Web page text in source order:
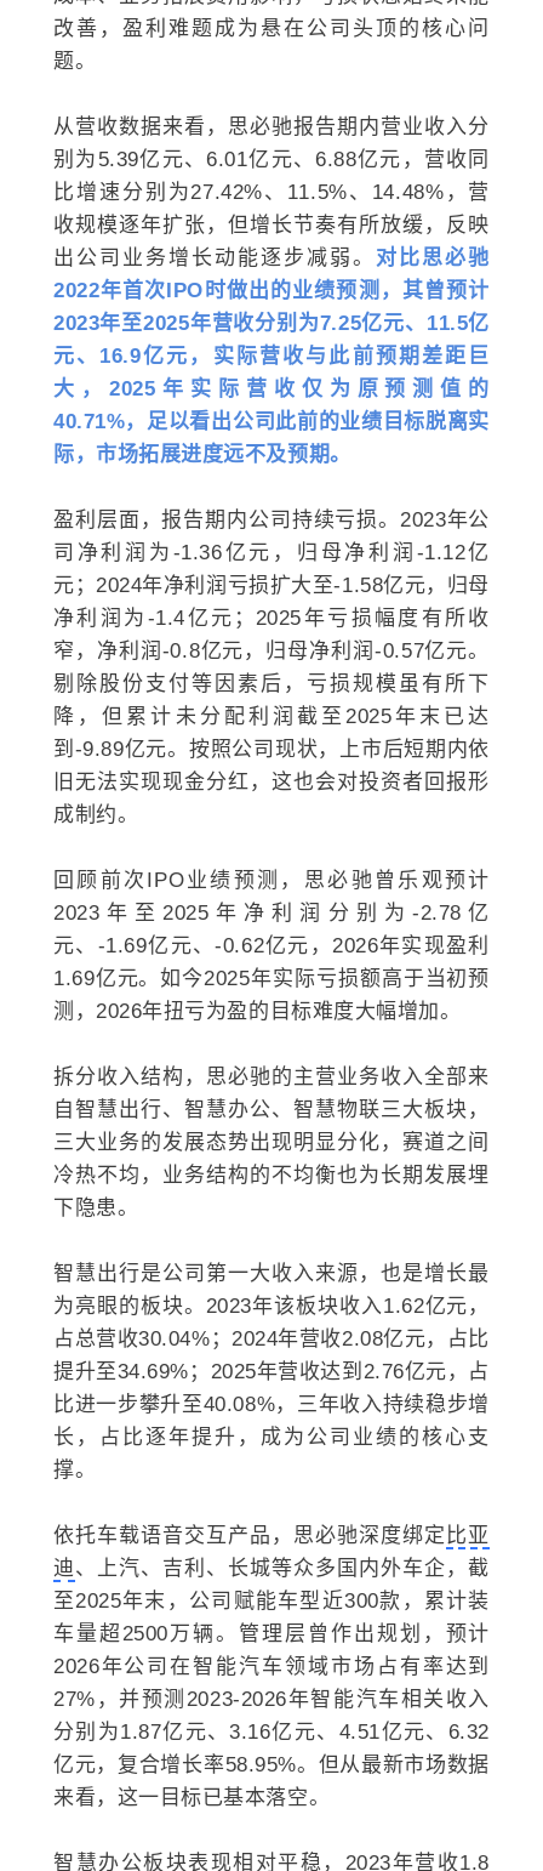
改善，盈利难题成为悬在公司头顶的核心问
题。
从营收数据来看，思必驰报告期内营业收入分
别为5.39亿元、6.01亿元、6.88亿元，营收同
比增速分别为27.42%、11.5%、14.48%，营
收规模逐年扩张，但增长节奏有所放缓，反映
出公司业务增长动能逐步减弱。 对比思必驰
2022年首次IPO时做出的业绩预测，其曾预计
2023年至2025年营收分别为7.25亿元、11.5亿
元、16.9亿元，实际营收与此前预期差距巨
大，2025年实际营收仅为原预测值的
40.71%，足以看出公司此前的业绩目标脱离实
际，市场拓展进度远不及预期。
盈利层面，报告期内公司持续亏损。2023年公
司净利润为-1.36亿元，归母净利润-1.12亿
元；2024年净利润亏损扩大至-1.58亿元，归母
净利润为-1.4亿元；2025年亏损幅度有所收
窄，净利润-0.8亿元，归母净利润-0.57亿元。
剔除股份支付等因素后，亏损规模虽有所下
降，但累计未分配利润截至2025年末已达
到-9.89亿元。按照公司现状，上市后短期内依
旧无法实现现金分红，这也会对投资者回报形
成制约。
回顾前次IPO业绩预测，思必驰曾乐观预计
2023年至2025年净利润分别为-2.78亿
元、-1.69亿元、-0.62亿元，2026年实现盈利
1.69亿元。如今2025年实际亏损额高于当初预
测，2026年扭亏为盈的目标难度大幅增加。
拆分收入结构，思必驰的主营业务收入全部来
自智慧出行、智慧办公、智慧物联三大板块，
三大业务的发展态势出现明显分化，赛道之间
冷热不均，业务结构的不均衡也为长期发展埋
下隐患。
智慧出行是公司第一大收入来源，也是增长最
为亮眼的板块。2023年该板块收入1.62亿元，
占总营收30.04%；2024年营收2.08亿元，占比
提升至34.69%；2025年营收达到2.76亿元，占
比进一步攀升至40.08%，三年收入持续稳步增
长，占比逐年提升，成为公司业绩的核心支
撑。
依托车载语音交互产品，思必驰深度绑定 比亚
迪、上汽、吉利、长城等众多国内外车企，截
至2025年末，公司赋能车型近300款，累计装
车量超2500万辆。管理层曾作出规划，预计
2026年公司在智能汽车领域市场占有率达到
27%，并预测2023-2026年智能汽车相关收入
分别为1.87亿元、3.16亿元、4.51亿元、6.32
亿元，复合增长率58.95%。但从最新市场数据
来看，这一目标已基本落空。
智慧办公板块表现相对平稳，2023年营收1.8